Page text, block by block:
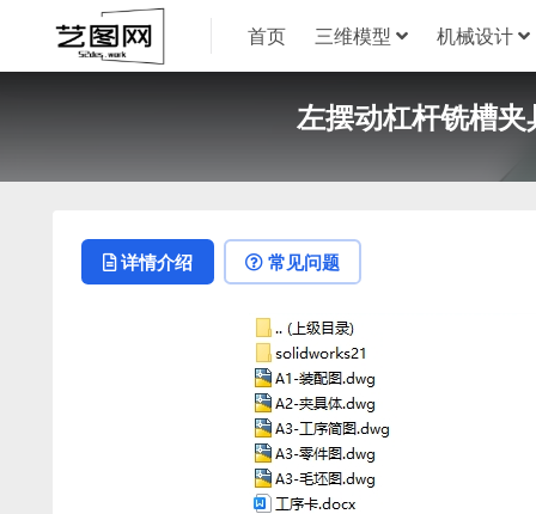
首页 三维模型 机械设计
左摆动杠杆铣槽
详情介绍 常见问题